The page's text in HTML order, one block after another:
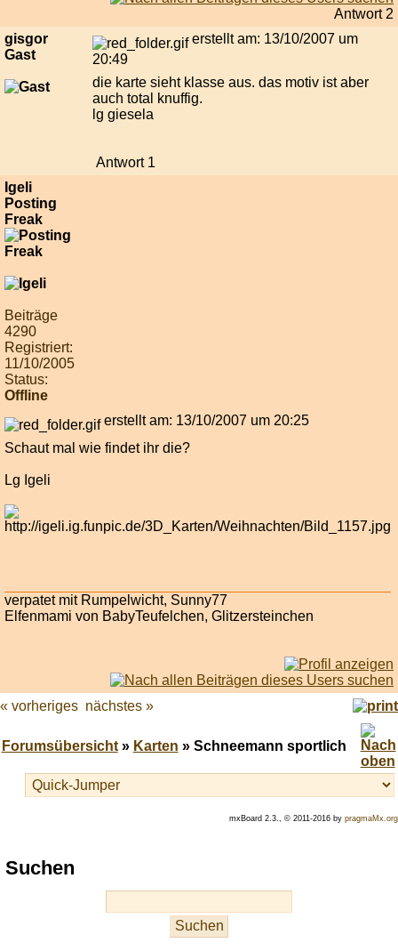
Antwort 2
gisgor
Gast
erstellt am: 13/10/2007 um
20:49
die karte sieht klasse aus. das motiv ist aber
auch total knuffig.
lg giesela
Antwort 1
Igeli
Posting
Freak
Beiträge
4290
Registriert:
11/10/2005
Status:
Offline
erstellt am: 13/10/2007 um 20:25
Schaut mal wie findet ihr die?
Lg Igeli
verpatet mit Rumpelwicht, Sunny77
Elfenmami von BabyTeufelchen, Glitzersteinchen
« vorheriges nächstes »
Forumsübersicht» Karten » Schneemann sportlich
mxBoard 2.3., © 2011-2016 by pragmaMx.org
Play
best
Suchen